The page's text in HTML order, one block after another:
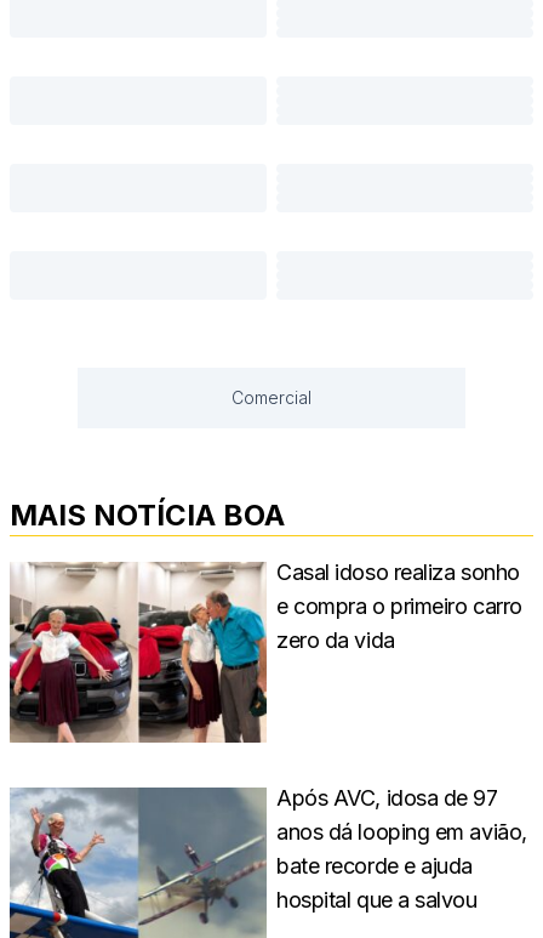
Comercial
MAIS NOTÍCIA BOA
Casal idoso realiza sonho
e compra o primeiro carro
zero da vida
Após AVC, idosa de 97
anos dá looping em avião,
bate recorde e ajuda
hospital que a salvou